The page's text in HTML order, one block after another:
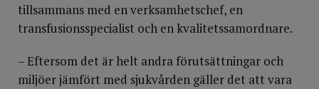
tillsammans med en verksamhetschef, en
transfusionsspecialist och en kvalitetssamordnare.
– Eftersom det är helt andra förutsättningar och
miljöer jämfört med sjukvården gäller det att vara